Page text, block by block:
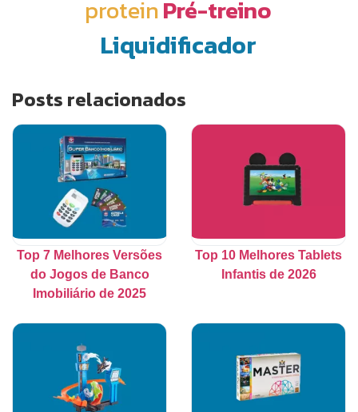
proteinPré-treino
Liquidificador
Posts relacionados
Top 7 Melhores Versões
do Jogos de Banco
Imobiliário de 2025
Top 10 Melhores Tablets
Infantis de 2026